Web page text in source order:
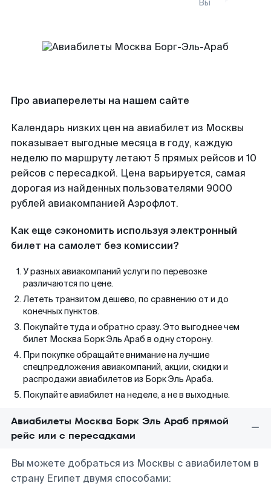
Вы
Про авиаперелеты на нашем сайте
Календарь низких цен на авиабилет из Москвы
показывает выгодные месяца в году, каждую
неделю по маршруту летают 5 прямых рейсов и 10
рейсов с пересадкой. Цена варьируется, самая
дорогая из найденных пользователями 9000
рублей авиакомпанией Аэрофлот.
Как еще сэкономить используя электронный
билет на самолет без комиссии?
У разных авиакомпаний услуги по перевозке
различаются по цене.
Лететь транзитом дешево, по сравнению от и до
конечных пунктов.
Покупайте туда и обратно сразу. Это выгоднее чем
билет Москва Борк Эль Араб в одну сторону.
При покупке обращайте внимание на лучшие
спецпредложения авиакомпаний, акции, скидки и
распродажи авиабилетов из Борк Эль Араба.
Покупайте авиабилет на неделе, а не в выходные.
Авиабилеты Москва Борк Эль Араб прямой
рейс или с пересадками
Вы можете добраться из Москвы с авиабилетом в
страну Египет двумя способами: